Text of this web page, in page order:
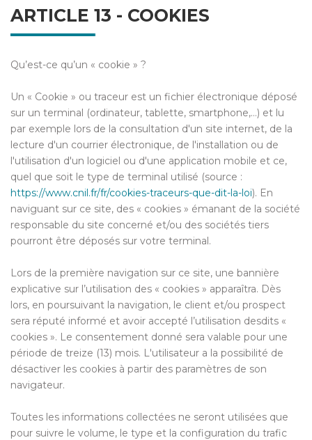
ARTICLE 13 - COOKIES
Qu’est-ce qu’un « cookie » ?
Un « Cookie » ou traceur est un fichier électronique déposé
sur un terminal (ordinateur, tablette, smartphone,…) et lu
par exemple lors de la consultation d'un site internet, de la
lecture d'un courrier électronique, de l'installation ou de
l'utilisation d'un logiciel ou d'une application mobile et ce,
quel que soit le type de terminal utilisé (source :
https://www.cnil.fr/fr/cookies-traceurs-que-dit-la-loi). En
naviguant sur ce site, des « cookies » émanant de la société
responsable du site concerné et/ou des sociétés tiers
pourront être déposés sur votre terminal.
Lors de la première navigation sur ce site, une bannière
explicative sur l’utilisation des « cookies » apparaîtra. Dès
lors, en poursuivant la navigation, le client et/ou prospect
sera réputé informé et avoir accepté l’utilisation desdits «
cookies ». Le consentement donné sera valable pour une
période de treize (13) mois. L'utilisateur a la possibilité de
désactiver les cookies à partir des paramètres de son
navigateur.
Toutes les informations collectées ne seront utilisées que
pour suivre le volume, le type et la configuration du trafic